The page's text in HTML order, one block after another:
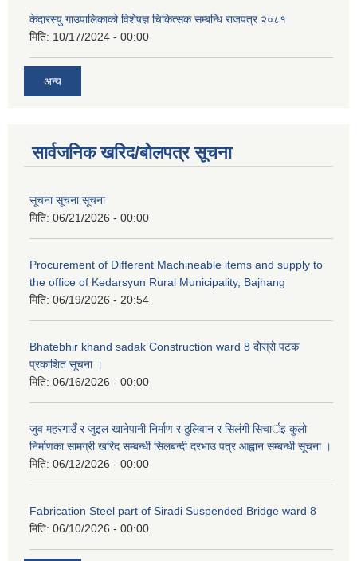
केदारस्यु गाउपालिकाको विशेषज्ञ चिकित्सक सम्बन्धि राजपत्र २०८१
मिति: 10/17/2024 - 00:00
अन्य
सार्वजनिक खरिद/बोलपत्र सूचना
सूचना सूचना सूचना
मिति: 06/21/2026 - 00:00
Procurement of Different Machineable items and supply to
the office of Kedarsyun Rural Municipality, Bajhang
मिति: 06/19/2026 - 20:54
Bhatebhir khand sadak Construction ward 8 दोस्रो पटक
प्रकाशित सूचना ।
मिति: 06/16/2026 - 00:00
जुव महरगाउँ र जुइल खानेपानी निर्माण र ठुलिवान र सिलंगी सिचार्इ कुलो
निर्माणका सामग्री खरिद सम्बन्धी सिलबन्दी दरभाउ पत्र आह्वान सम्बन्धी सूचना ।
मिति: 06/12/2026 - 00:00
Fabrication Steel part of Siradi Suspended Bridge ward 8
मिति: 06/10/2026 - 00:00